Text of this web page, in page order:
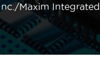
Maxim Integrated